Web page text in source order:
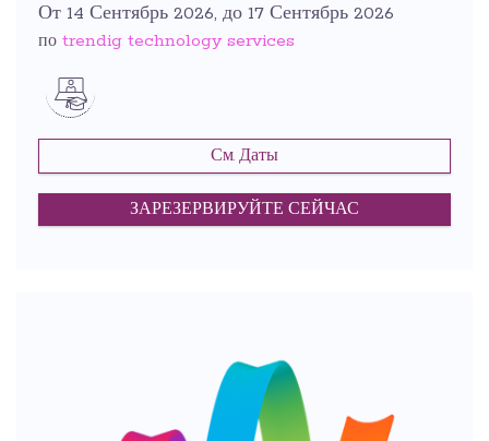
От 14 Сентябрь 2026, до 17 Сентябрь 2026
по trendig technology services
См. Даты
ЗАРЕЗЕРВИРУЙТЕ СЕЙЧАС